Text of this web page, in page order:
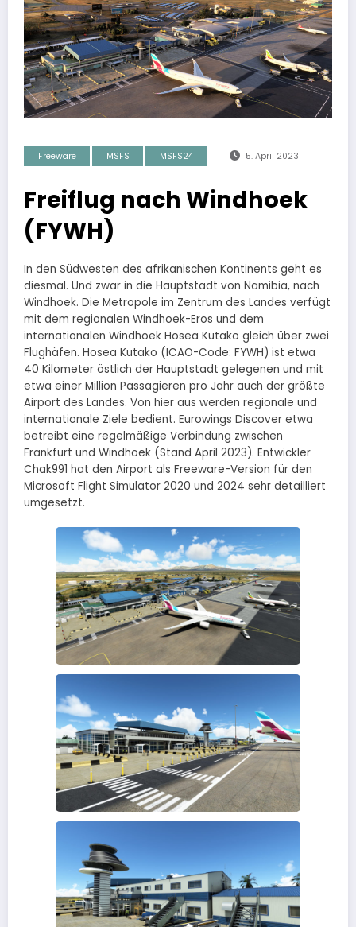
Freeware MSFS MSFS24 5. April 2023
Freiflug nach Windhoek
(FYWH)
In den Südwesten des afrikanischen Kontinents geht es
diesmal. Und zwar in die Hauptstadt von Namibia, nach
Windhoek. Die Metropole im Zentrum des Landes verfügt
mit dem regionalen Windhoek-Eros und dem
internationalen Windhoek Hosea Kutako gleich über zwei
Flughäfen. Hosea Kutako (ICAO-Code: FYWH) ist etwa
40 Kilometer östlich der Hauptstadt gelegenen und mit
etwa einer Million Passagieren pro Jahr auch der größte
Airport des Landes. Von hier aus werden regionale und
internationale Ziele bedient. Eurowings Discover etwa
betreibt eine regelmäßige Verbindung zwischen
Frankfurt und Windhoek (Stand April 2023). Entwickler
Chak991 hat den Airport als Freeware-Version für den
Microsoft Flight Simulator 2020 und 2024 sehr detailliert
umgesetzt.